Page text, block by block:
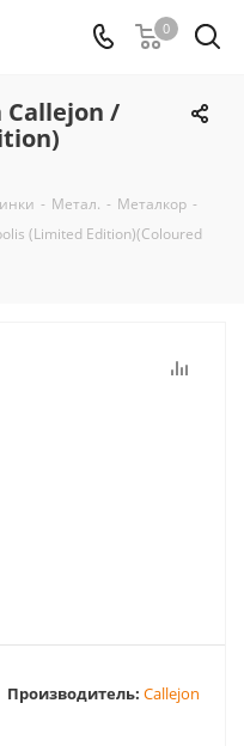
0
Callejon /
- Метал. - Металкор -
(Limited Edition)(Coloured
Производитель: Callejon